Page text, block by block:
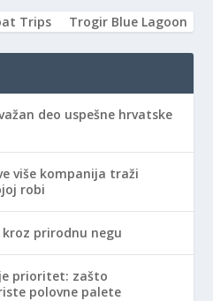
Trips Trogir Blue Lagoon
deo uspešne hrvatske
više kompanija traži
robi
prirodnu negu
prioritet: zašto
polovne palete